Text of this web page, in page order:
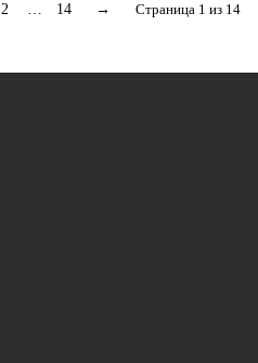
2 … 14 → Страница 1 из 14